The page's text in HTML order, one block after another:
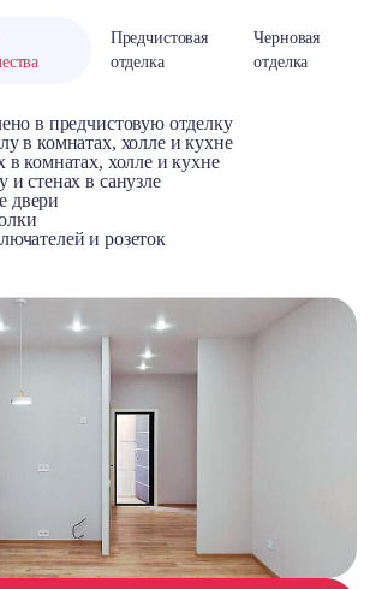
Предчистовая
отделка
Черновая
отделка
в предчистовую отделку
в комнатах, холле и кухне
в комнатах, холле и кухне
и стенах в санузле
двери
и розеток